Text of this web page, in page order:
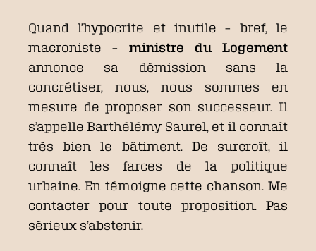
Quand l’hypocrite et inutile – bref, le
macroniste – ministre du Logement
annonce sa démission sans la
concrétiser, nous, nous sommes en
mesure de proposer son successeur. Il
s’appelle Barthélémy Saurel, et il connaît
très bien le bâtiment. De surcroît, il
connaît les farces de la politique
urbaine. En témoigne cette chanson. Me
contacter pour toute proposition. Pas
sérieux s’abstenir.